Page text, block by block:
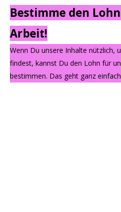
Bestimme den
Arbeit!
Wenn Du unsere Inhalte nützlich,
findest, kannst Du den Lohn für
bestimmen. Das geht ganz